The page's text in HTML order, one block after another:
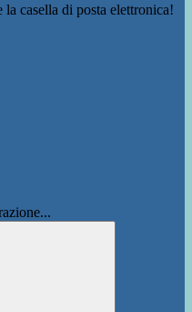
casella di posta elettronica!